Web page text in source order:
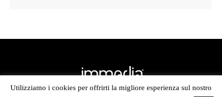
Utilizziamo i cookies per offrirti la migliore esperienza sul nostro